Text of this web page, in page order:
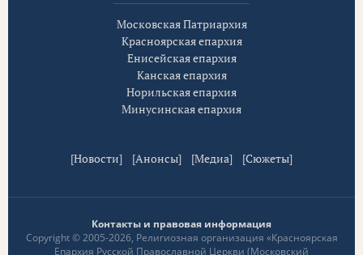
Московская Патриархия
Красноярская епархия
Енисейская епархия
Канская епархия
Норильская епархия
Минусинская епархия
[Новости] [Анонсы] [Медиа] [Сюжеты]
Контакты и правовая информация
Copyright © 2005-2026, Религиозная организация «Красноярская
Епархия Русской Православной Церкви (Московский